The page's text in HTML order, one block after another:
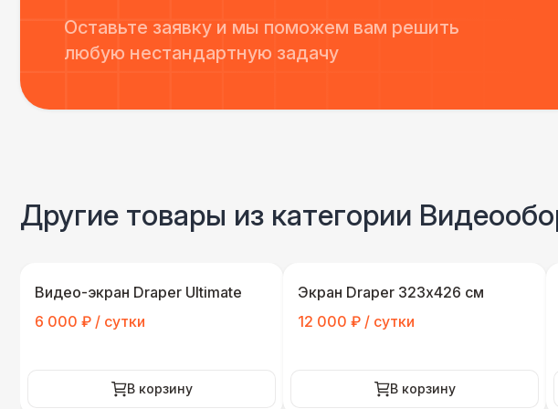
Оставьте заявку и мы поможем вам решить
любую нестандартную задачу
Другие товары из категории
Видео-экран Draper Ultimate
6 000 ₽ / сутки
В корзину
Экран Draper 323х426 см
12 000 ₽ / сутки
В корзину